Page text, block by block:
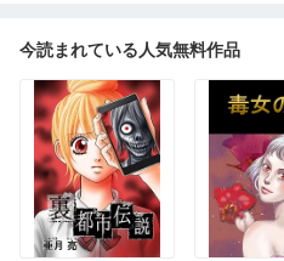
今読まれている人気無料作品